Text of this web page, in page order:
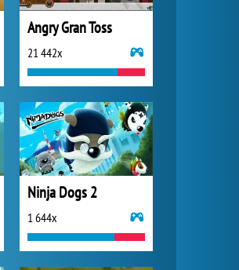
Angry Gran Toss
21 442x
Ninja Dogs 2
1 644x